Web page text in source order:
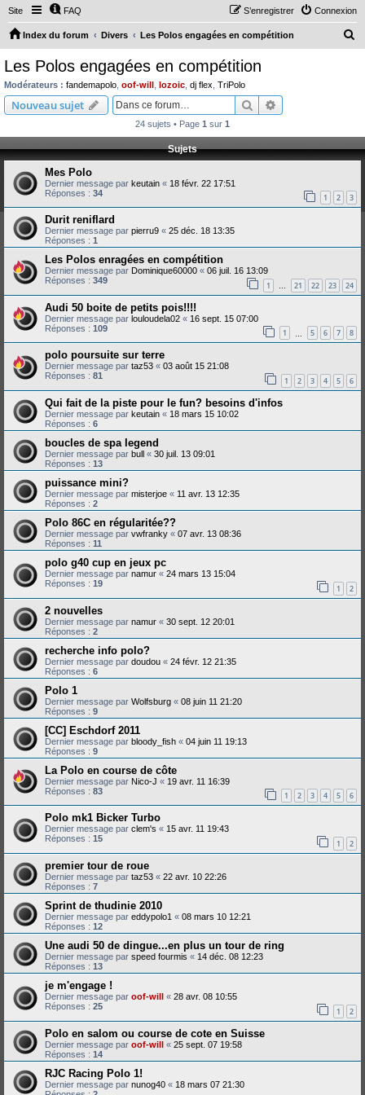
Site FAQ Connexion
S’enregistrer
Index du forum Divers Les Polos engagées en compétition
c
e
r
Les Polos engagées en compétition
Modérateurs : fandemapolo oof-will lozoic dj flex TriPolo
Nouveau sujet Rechercher
24 sujets • Page 1 sur 1
Sujets
Mes Polo
Dernier message par keutain « 18 févr. 22 17:51
Réponses : 34 1 2 3
Durit reniflard
Dernier message par pierru9 « 25 déc. 18 13:35
Réponses : 1
Les Polos enragées en compétition
Dernier message par Dominique60000 « 06 juil. 16 13:09
Réponses : 349 1 … 21 22 23 24
Audi 50 boite de petits pois!!!!
Dernier message par louloudela02 « 16 sept. 15 07:00
Réponses : 109 1 5 6 7 8
polo poursuite sur terre
Dernier message par taz53 « 03 août 15 21:08
Réponses : 81 1 2 3 4 5 6
Qui fait de la piste pour le fun? besoins d'infos
Dernier message par keutain « 18 mars 15 10:02
Réponses : 6
boucles de spa legend
Dernier message par bull « 30 juil. 13 09:01
Réponses : 13
puissance mini?
Dernier message par misterjoe « 11 avr. 13 12:35
Réponses : 2
Polo 86C en régularitée??
Dernier message par vwfranky « 07 avr. 13 08:36
Réponses : 11
polo g40 cup en jeux pc
Dernier message par namur « 24 mars 13 15:04
Réponses : 19 1 2
2 nouvelles
Dernier message par namur « 30 sept. 12 20:01
Réponses : 2
recherche info polo?
Dernier message par doudou « 24 févr. 12 21:35
Réponses : 6
Polo 1
Dernier message par Wolfsburg « 08 juin 11 21:20
Réponses : 9
[CC] Eschdorf 2011
Dernier message par bloody_fish « 04 juin 11 19:13
Réponses : 9
La Polo en course de côte
Dernier message par Nico-J « 19 avr. 11 16:39
Réponses : 83 1 2 3 4 5 6
Polo mk1 Bicker Turbo
Dernier message par clem's « 15 avr. 11 19:43
Réponses : 15 1 2
premier tour de roue
Dernier message par taz53 « 22 avr. 10 22:26
Réponses : 7
Sprint de thudinie 2010
Dernier message par eddypolo1 « 08 mars 10 12:21
Réponses : 12
Une audi 50 de dingue...en plus un tour de ring
Dernier message par speed fourmis « 14 déc. 08 12:23
Réponses : 13
je m'engage !
Dernier message par oof-will « 28 avr. 08 10:55
Réponses : 25 1 2
Polo en salom ou course de cote en Suisse
Dernier message par oof-will « 25 sept. 07 19:58
Réponses : 14
RJC Racing Polo 1!
Dernier message par nunog40 « 18 mars 07 21:30